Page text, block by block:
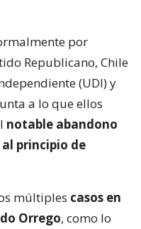
por
Republicano, Chile
(UDI) y
a lo que ellos
notable abandono
principio de
múltiples casos en
Orrego, como lo